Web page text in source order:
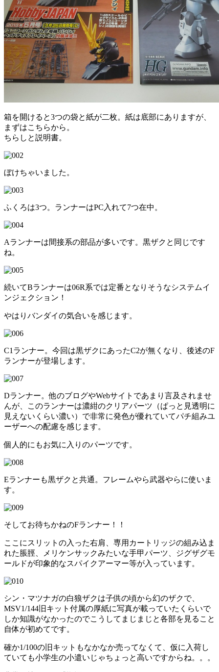
箱を開けると3つの袋と紙が二枚。紙は底部にありますが、
まずはこちらから。
ちらしと説明書。
ぼけちゃいました。
ふくろは3つ。ランナーはPC入れて7つ在中。
Aランナーは間接系の部品が多いです。黒ザクと同じです
ね。
続いてBランナーは06R系では定番となりそうなシステムイ
ンジェクション！
やはりバンダイの気合いを感じます。
C1ランナー。今回は黒ザクにあったC2が無くなり、後述のF
ランナーが登場します。
Dランナー。他のブログやWebサイトであまり言及されませ
んが、このランナーは濃紺のクリアパーツ（ぱっと見透明に
見えないくらい濃い）で非常に発色が優れていてパチ組みユ
ーザーへの配慮を感じます。
個人的にもお気に入りのパーツです。
Eランナーも黒ザクと共通。フレームやら武器やらに使いま
す。
そしてお待ちかねのFランナー！！
ここにスリットの入った右肩、専用カートリッジの組み込ま
れた脹脛、メリケンサックみたいな手甲パーツ、ジグザグモ
ールドが印象的なスパイクアーマー等が入っています。
シン・マツナガの白狼ザクは子供の頃から幻のザクで、
MSV1/144旧キット付属の厚紙に写真が載っていたくらいで
しか知識がなかったのでこうしてまじまじと各部を見ること
自体が初めてです。
確か1/100の旧キットもなかなか売ってなくて、仮に入荷し
ていても小学生の小遣いじゃちょっと高いですからね。。。